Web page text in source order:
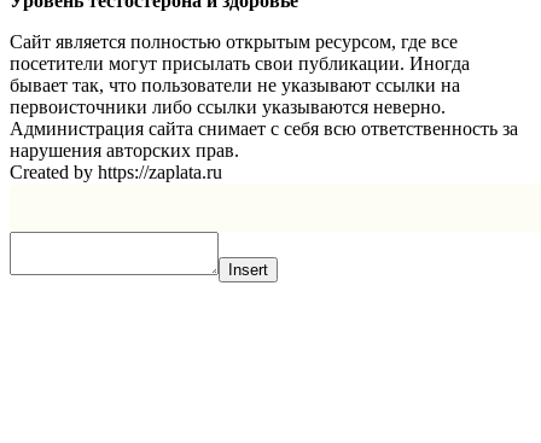
Сайт является полностью открытым ресурсом, где все
посетители могут присылать свои публикации. Иногда
бывает так, что пользователи не указывают ссылки на
первоисточники либо ссылки указываются неверно.
Администрация сайта снимает с себя всю ответственность за
нарушения авторских прав.
Created by https://zaplata.ru
Insert